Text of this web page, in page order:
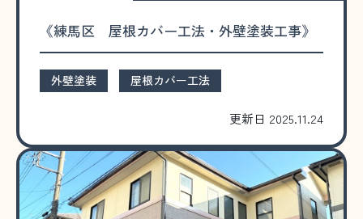
《練馬区 屋根カバー工法・外壁塗装工事》
外壁塗装 屋根カバー工法
更新日 2025.11.24